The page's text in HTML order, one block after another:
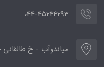
044-45244293
میاندوآب - خ طالقانی